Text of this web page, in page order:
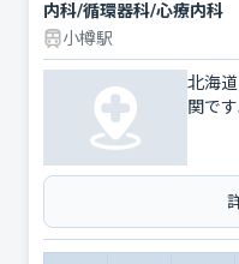
内科/循環器科/心療内科
小樽駅
北海
関です